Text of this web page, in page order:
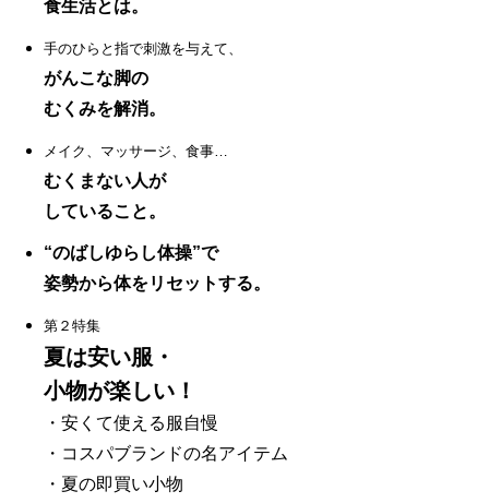
食生活とは。
手のひらと指で刺激を与えて、
がんこな脚の
むくみを解消。
メイク、マッサージ、食事…
むくまない人が
していること。
“のばしゆらし体操”で
姿勢から体をリセットする。
第２特集
夏は安い服・
小物が楽しい！
・安くて使える服自慢
・コスパブランドの名アイテム
・夏の即買い小物